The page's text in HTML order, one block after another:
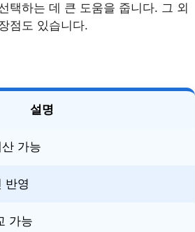
택하는 데 큰 도움을 줍니다. 그 외
점도 있습니다.
설명
가능
반영
가능